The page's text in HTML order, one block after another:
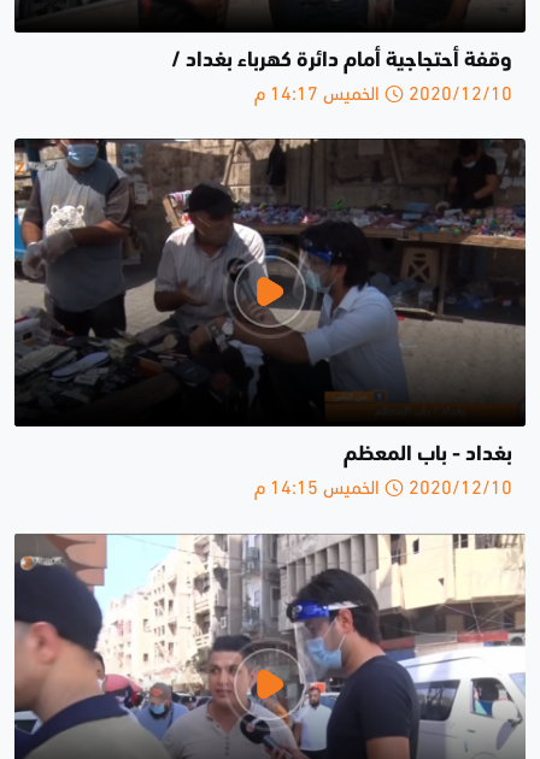
وقفة أحتجاجية أمام دائرة كهرباء بغداد /
2020/12/10 الخميس 14:17 م
بغداد - باب المعظم
2020/12/10 الخميس 14:15 م